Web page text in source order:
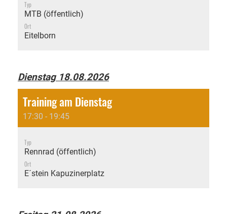
Typ
MTB (öffentlich)
Ort
Eitelborn
Dienstag 18.08.2026
Training am Dienstag
17:30 - 19:45
Typ
Rennrad (öffentlich)
Ort
E´stein Kapuzinerplatz